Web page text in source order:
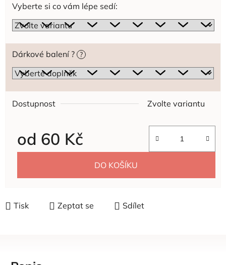
Vyberte si co vám lépe sedí:
Dárkové balení ? ?
Dostupnost Zvolte variantu
od 60 Kč
Měrná cena:
DO KOŠÍKU
Tisk Zeptat se Sdílet